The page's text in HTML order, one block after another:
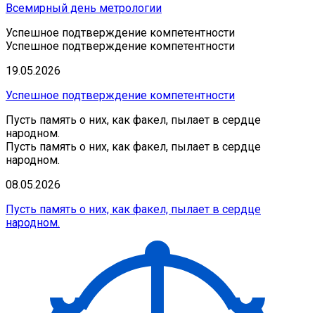
Всемирный день метрологии
Успешное подтверждение компетентности
Успешное подтверждение компетентности
19.05.2026
Успешное подтверждение компетентности
Пусть память о них, как факел, пылает в сердце
народном.
Пусть память о них, как факел, пылает в сердце
народном.
08.05.2026
Пусть память о них, как факел, пылает в сердце
народном.